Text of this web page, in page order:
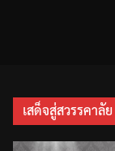
เสด็จสู่สวรรคาลัย